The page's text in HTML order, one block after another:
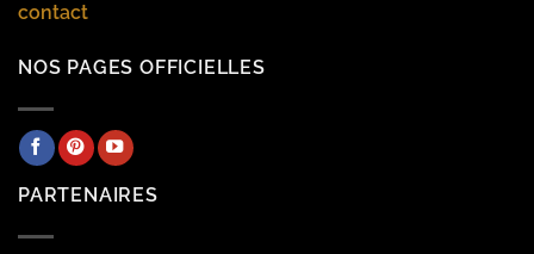
contact
NOS PAGES OFFICIELLES
PARTENAIRES